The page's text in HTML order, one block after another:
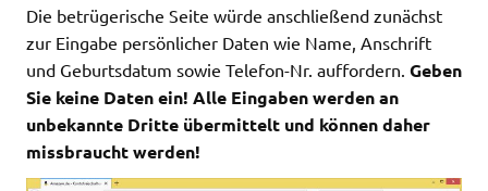
Die betrügerische Seite würde anschließend zunächst
zur Eingabe persönlicher Daten wie Name, Anschrift
und Geburtsdatum sowie Telefon-Nr. auffordern. Geben
Sie keine Daten ein! Alle Eingaben werden an
unbekannte Dritte übermittelt und können daher
missbraucht werden!